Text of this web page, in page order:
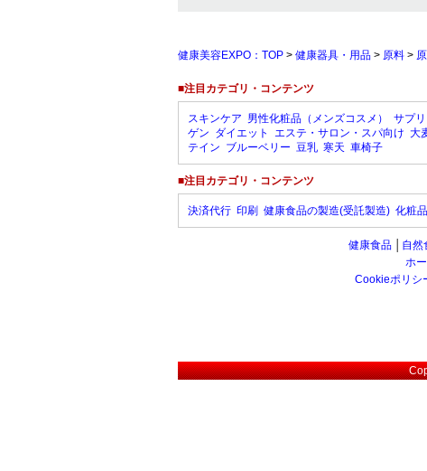
健康美容EXPO：TOP > 健康器具・用品 > 原料 >
■注目カテゴリ・コンテンツ
スキンケア 男性化粧品（メンズコスメ） サプ
ゲン ダイエット エステ・サロン・スパ向け 大
テイン ブルーベリー 豆乳 寒天 車椅子
■注目カテゴリ・コンテンツ
決済代行 印刷 健康食品の製造(受託製造) 化粧品
健康食品 自然
ホ
Cookieポリシ